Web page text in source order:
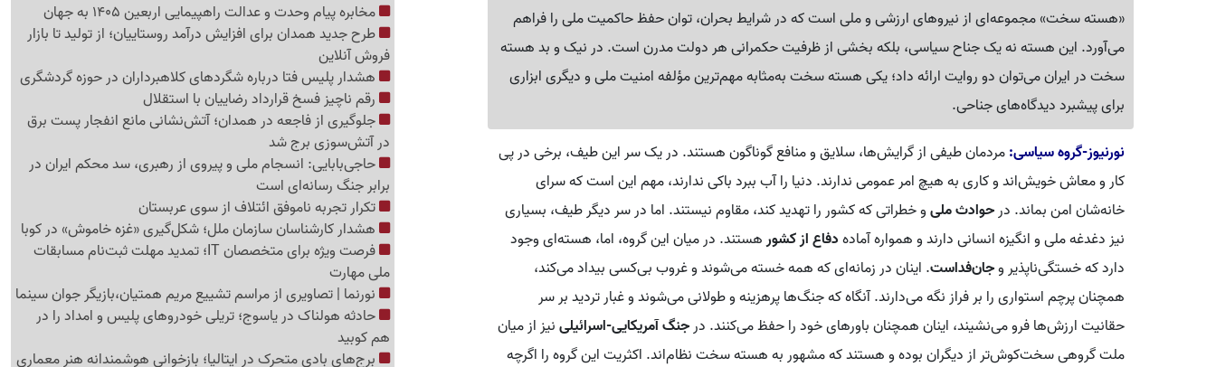
«هسته سخت» مجموعه‌ای از نیروهای ارزشی و ملی است که در شرایط بحران، توان حفظ حاکمیت ملی را فراهم
می‌آورد. این هسته نه یک جناح سیاسی، بلکه بخشی از ظرفیت حکمرانی هر دولت مدرن است. در نیک و بد هسته
سخت در ایران می‌توان دو روایت ارائه داد؛ یکی هسته سخت به‌مثابه مهم‌ترین مؤلفه امنیت ملی و دیگری ابزاری
برای پیشبرد دیدگاه‌های جناحی.
نورنیوز-گروه سیاسی:مردمان طیفی از گرایش‌ها، سلایق و منافع گوناگون هستند. در یک سر این طیف، برخی در پی
کار و معاش خویش‌اند و کاری به هیچ امر عمومی ندارند. دنیا را آب ببرد باکی ندارند، مهم این است که سرای
خانه‌شان امن بماند‌. درحوادث ملیو خطراتی که کشور را تهدید کند، مقاوم نیستند. اما در سر دیگر طیف، بسیاری
نیز دغدغه ملی و انگیزه انسانی دارند و همواره آمادهدفاع از کشورهستند. در میان این گروه، اما، هسته‌ای وجود
دارد که خستگی‌ناپذیر وجان‌فداست. اینان در زمانه‌ای که همه خسته می‌شوند و غروب بی‌کسی بیداد می‌کند،
همچنان پرچم استواری را بر فراز نگه می‌دارند. آنگاه که جنگ‌ها پرهزینه و طولانی می‌شوند و غبار تردید بر سر
حقانیت ارزش‌ها فرو می‌نشیند، اینان همچنان باورهای خود را حفظ می‌کنند. درجنگ آمریکایی-اسرائیلینیز از میان
ملت‌ گروهی سخت‌کوش‌تر از دیگران بوده و هستند که مشهور به هسته سخت نظام‌اند. اکثریت این گروه را اگر‌چه
مخابره پیام وحدت و عدالت راهپیمایی اربعین 1405 به جهان
طرح جدید همدان برای افزایش درآمد روستاییان؛ از تولید تا بازار
فروش آنلاین
هشدار پلیس فتا درباره شگردهای کلاهبرداران در حوزه گردشگری
رقم ناچیز فسخ قرارداد رضاییان با استقلال
جلوگیری از فاجعه در همدان؛ آتش‌نشانی مانع انفجار پست برق
در آتش‌سوزی برج شد
حاجی‌بابایی: انسجام ملی و پیروی از رهبری، سد محکم ایران در
برابر جنگ رسانه‌ای است
تکرار تجربه ناموفق ائتلاف از سوی عربستان
هشدار کارشناسان سازمان ملل؛ شکل‌گیری «غزه‌ خاموش» در کوبا
فرصت ویژه برای متخصصان IT؛ تمدید مهلت ثبت‌نام مسابقات
ملی مهارت
نورنما | تصاویری از مراسم تشییع مریم همتیان،بازیگر جوان سینما
حادثه هولناک در یاسوج؛ تریلی خودروهای پلیس و امداد را در
هم کوبید
برج‌های بادی متحرک در ایتالیا؛ بازخوانی هوشمندانه هنر معماری